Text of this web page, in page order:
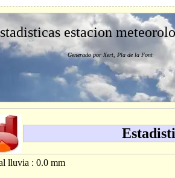
estacion
Generado por Xert, Pla de la Font